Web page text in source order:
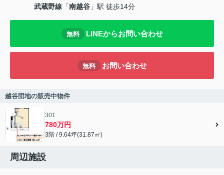
武蔵野線 「南越谷 」駅 徒歩14分
無料 LINEからお問い合わせ
無料 お問い合わせ
越谷団地の販売中物件
301
780万円
3階 / 9.64坪(31.87㎡)
周辺施設